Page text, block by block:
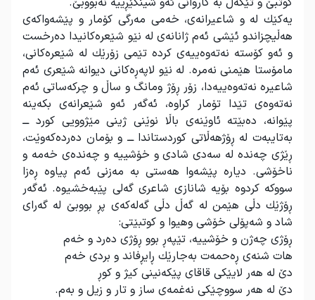
یەكێك لە و شاعیرانەی، خەمی مەرگی كۆمار و پێشەواكەی
هەڵیچزاندو ئێشی ئەم ژانانەی لە نێو شێعرەكانیدا دەرخست
و ئەو كۆستە نەتەوەییەی كردە تێمی زۆرێك لە شێعرەكانی،
مامۆستا هێمنی نەمرە. لە نێو لاپەڕەكانی دیوانە شێعری ئەم
شاعیرە نەتەوەییەدا، زۆر ڕۆژ ومانگ و ساڵ و چركەساتی ئەم
نەتەوەی تێدا تۆمار كراوە، ئەگەر ئەو شێعرانەی بكەینە
پێوانە، دەبێتە ئاوێنەی باڵا نوێنی ژینی مێژوویی كورد ـــ
بەتایبەت لە ڕۆژهەڵاتی كوردستاندا ـــ و بۆمان دەردەكەوێت،
ڕێژی چەندە لە سەدی شادی و خۆشییە و چەندەی خەمە و
ناخۆشی. دیارە پێشەوا هەستی بە مەزنی ئەم پیاوە ڕەزا
سووكە كردوە بۆیە شانازی شاعری گەلی پێبەخشیوە. ئەگەر
ڕۆژێك دڵی هێمن لە گەڵ دڵی گەلەكەی پڕ بووبێ لە گەرای
شاد و شەپۆلی خۆشی وهیوا و كوتبێتی:
ڕۆژی چەژن و خۆشییە، تێپەڕ بوو ڕۆژی دەرد و خەم
هات شنەی ڕەحمەت بەجارێك ڕایڕفاند و بردی خەم
دێ لە هەر لایێكی قاقای پێكەنینی كیژ و كوڕ
دێ لە هەر سووچێكی نەغمەی ساز و تار و زیل و بەم.